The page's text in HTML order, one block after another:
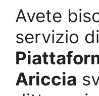
Avete
servizio di
Ariccia